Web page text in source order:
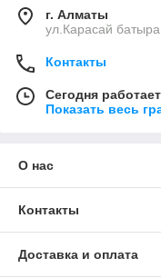
г. Алматы
ул.Карасай
Контакты
Сегодня
Показать весь
О нас
Контакты
Доставка и оплата